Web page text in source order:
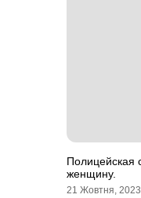
Полицейская
женщину.
21 Жовтня, 2023